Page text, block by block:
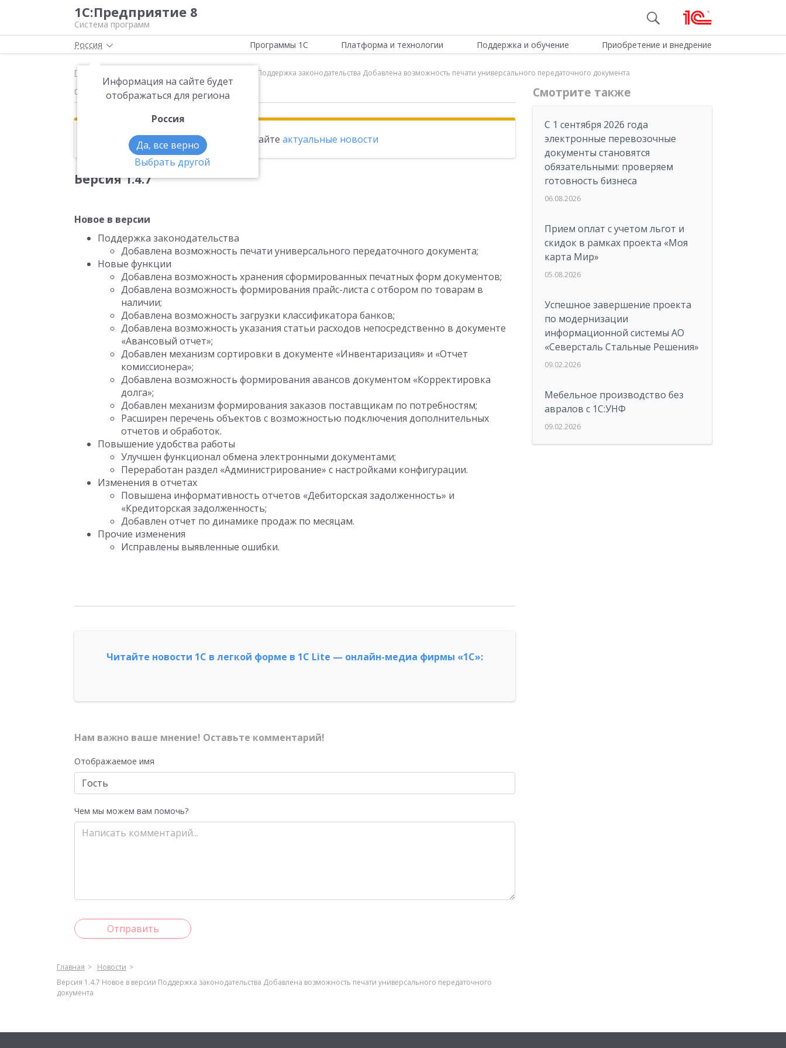
1С:Предприятие 8
Система программ
Россия
Информация на сайте будет
отображаться для региона
Россия
Да, все верно
Выбрать другой
Программы 1С Платформа и технологии Поддержка и обучение Приобретение и внедрение
Главная Версия 1.4.7 Новое в версии Поддержка законодательства Добавлена возможность печати универсального передаточного документа
09.12.2013
Эта новость находится в архиве. Читайте актуальные новости
Версия 1.4.7
Новое в версии
Поддержка законодательства
Добавлена возможность печати универсального передаточного документа;
Новые функции
Добавлена возможность хранения сформированных печатных форм документов;
Добавлена возможность формирования прайс-листа с отбором по товарам в
наличии;
Добавлена возможность загрузки классификатора банков;
Добавлена возможность указания статьи расходов непосредственно в документе
«Авансовый отчет»;
Добавлен механизм сортировки в документе «Инвентаризация» и «Отчет
комиссионера»;
Добавлена возможность формирования авансов документом «Корректировка
долга»;
Добавлен механизм формирования заказов поставщикам по потребностям;
Расширен перечень объектов с возможностью подключения дополнительных
отчетов и обработок.
Повышение удобства работы
Улучшен функционал обмена электронными документами;
Переработан раздел «Администрирование» с настройками конфигурации.
Изменения в отчетах
Повышена информативность отчетов «Дебиторская задолженность» и
«Кредиторская задолженность;
Добавлен отчет по динамике продаж по месяцам.
Прочие изменения
Исправлены выявленные ошибки.
Читайте новости 1С в легкой форме в 1С Lite — онлайн-медиа фирмы «1С»:
Нам важно ваше мнение! Оставьте комментарий!
Отображаемое имя
Чем мы можем вам помочь?
Отправить
Смотрите также
С 1 сентября 2026 года
электронные перевозочные
документы становятся
обязательными: проверяем
готовность бизнеса
06.08.2026
Прием оплат с учетом льгот и
скидок в рамках проекта «Моя
карта Мир»
05.08.2026
Успешное завершение проекта
по модернизации
информационной системы АО
«Северсталь Стальные Решения»
09.02.2026
Мебельное производство без
авралов с 1С:УНФ
09.02.2026
Главная
Новости
Версия 1.4.7 Новое в версии Поддержка законодательства Добавлена возможность печати универсального передаточного
документа